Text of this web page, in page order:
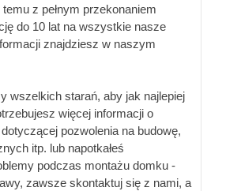
temu z pełnym przekonaniem
do 10 lat na wszystkie nasze
znajdziesz w naszym
wszelkich starań, aby jak najlepiej
więcej informacji o
pozwolenia na budowę,
itp. lub napotkałeś
podczas montażu domku -
zawsze skontaktuj się z nami, a